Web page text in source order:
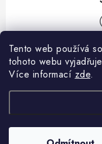
Tento web používá
tohoto webu
Více informací zde.
Informace pro vás
Doprava a platba
Můj účet